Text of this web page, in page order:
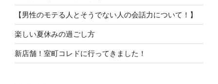
【男性のモテる人とそうでない人の会話力について！】
楽しい夏休みの過ごし方
新店舗！室町コレドに行ってきました！